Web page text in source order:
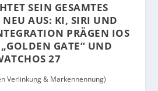
SEIN GESAMTES
NEU AUS: KI, SIRI UND
PRÄGEN IOS
GATE“ UND
27
Verlinkung & Markennennung)